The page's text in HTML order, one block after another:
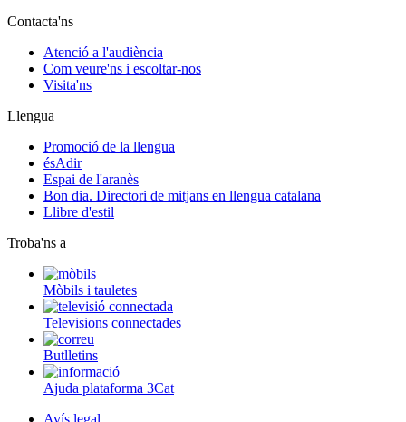
Contacta'ns
Atenció a l'audiència
Com veure'ns i escoltar-nos
Visita'ns
Llengua
Promoció de la llengua
ésAdir
Espai de l'aranès
Bon dia. Directori de mitjans en llengua catalana
Llibre d'estil
Troba'ns a
Mòbils i tauletes
Televisions connectades
Butlletins
Ajuda plataforma 3Cat